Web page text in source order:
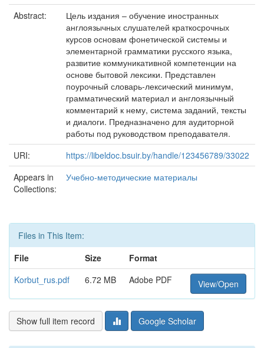
Abstract:
Цель издания – обучение иностранных
англоязычных слушателей краткосрочных
курсов основам фонетической системы и
элементарной грамматики русского языка,
развитие коммуникативной компетенции на
основе бытовой лексики. Представлен
поурочный словарь-лексический минимум,
грамматический материал и англоязычный
комментарий к нему, система заданий, тексты
и диалоги. Предназначено для аудиторной
работы под руководством преподавателя.
URI:
https://libeldoc.bsuir.by/handle/123456789/33022
Appears in
Collections:
Учебно-методические материалы
Files in This Item:
File
Size
Format
Korbut_rus.pdf
6.72 MB Adobe PDF View/Open
Show full item record Google Scholar